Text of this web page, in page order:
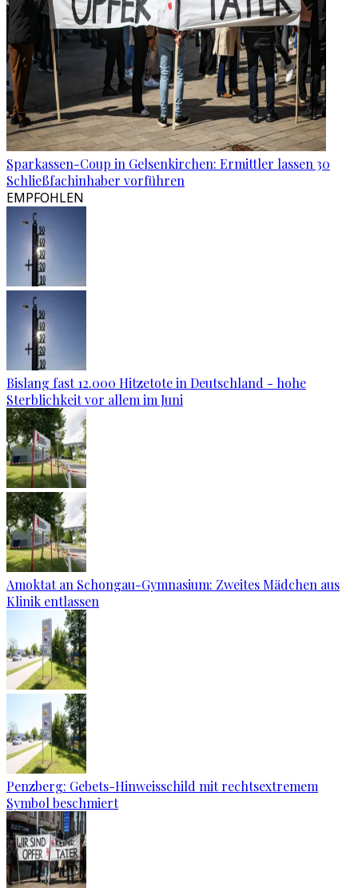
Sparkassen-Coup in Gelsenkirchen: Ermittler lassen 30
Schließfachinhaber vorführen
EMPFOHLEN
Bislang fast 12.000 Hitzetote in Deutschland - hohe
Sterblichkeit vor allem im Juni
Amoktat an Schongau-Gymnasium: Zweites Mädchen aus
Klinik entlassen
Penzberg: Gebets-Hinweisschild mit rechtsextremem
Symbol beschmiert